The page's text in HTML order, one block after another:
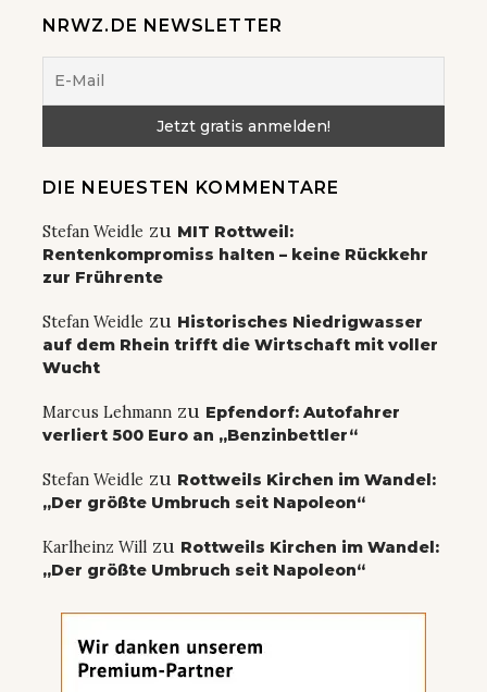
NRWZ.DE NEWSLETTER
DIE NEUESTEN KOMMENTARE
Stefan Weidle zu MIT Rottweil:
Rentenkompromiss halten – keine Rückkehr
zur Frührente
Stefan Weidle zu Historisches Niedrigwasser
auf dem Rhein trifft die Wirtschaft mit voller
Wucht
Marcus Lehmann zu Epfendorf: Autofahrer
verliert 500 Euro an „Benzinbettler“
Stefan Weidle zu Rottweils Kirchen im Wandel:
„Der größte Umbruch seit Napoleon“
Karlheinz Will zu Rottweils Kirchen im Wandel:
„Der größte Umbruch seit Napoleon“